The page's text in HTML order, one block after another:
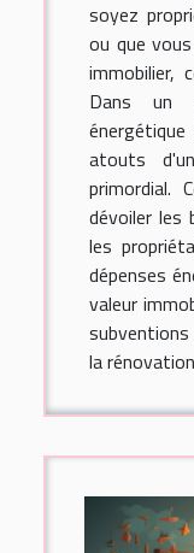
soyez
ou que
immobilier,
Dans un
atouts
primordial.
dévoiler les
les
dépenses
valeur
la